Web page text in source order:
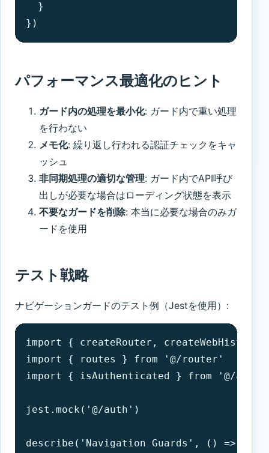
  }
})
パフォーマンス最適化のヒント
ガード内の処理を最小化: ガード内で重い処理
を行わない
メモ化: 繰り返し行われる認証チェックをキャ
ッシュ
非同期処理の適切な管理: ガード内でAPI呼び
出しが必要な場合はローディング状態を表示
不要なガードを削除: 本当に必要な場合のみガ
ードを使用
テスト戦略
ナビゲーションガードのテスト例（Jestを使用）:
import { createRouter,
import { routes } from '@/router'
import { isAuthenticated } from '@/auth'
jest.mock('@/auth')
describe('Navigation Guards', () => {